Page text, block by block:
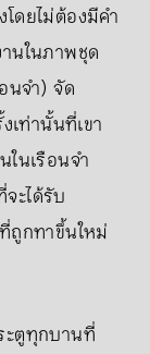
ดยไม่ต้องมีคำ
นในภาพชุด
นจำ) จัด
เท่านั้นที่เขา
นเรือนจำ
ะได้รับ
ถูกทาขึ้นใหม่
ะตูทุกบานที่